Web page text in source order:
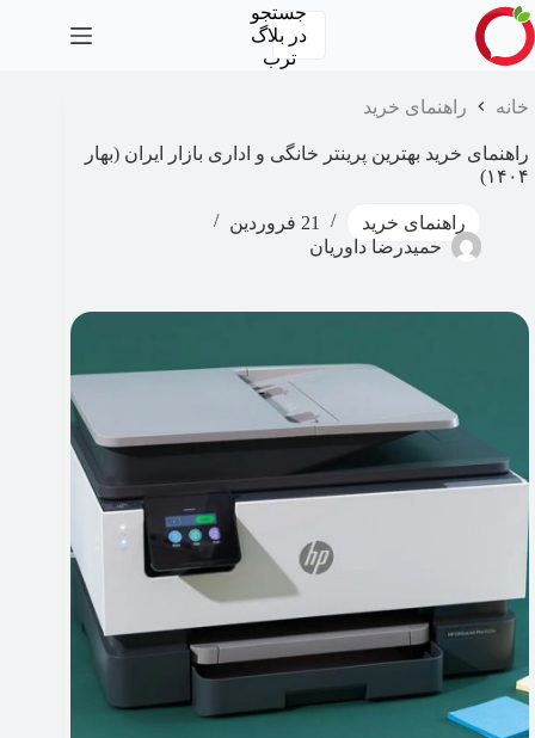
پرش
به
محتوا
جستجو
در بلاگ
ترب
خانه راهنمای خرید
راهنمای خرید بهترین پرینتر خانگی و اداری بازار ایران (بهار
۱۴۰۴)
راهنمای خرید
21 فروردین
حمیدرضا داوریان